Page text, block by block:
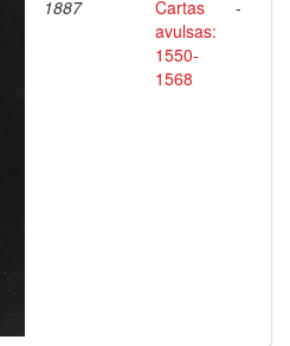
1887
Cartas
avulsas:
1550-
1568
-